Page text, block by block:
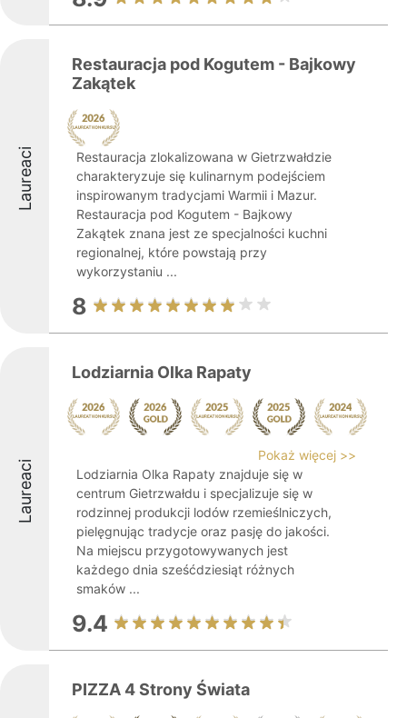
Laureaci
Restauracja pod Kogutem - Bajkowy
Zakątek
Restauracja zlokalizowana w Gietrzwałdzie
charakteryzuje się kulinarnym podejściem
inspirowanym tradycjami Warmii i Mazur.
Restauracja pod Kogutem - Bajkowy
Zakątek znana jest ze specjalności kuchni
regionalnej, które powstają przy
wykorzystaniu ...
8
Laureaci
Lodziarnia Olka Rapaty
Pokaż więcej >>
Lodziarnia Olka Rapaty znajduje się w
centrum Gietrzwałdu i specjalizuje się w
rodzinnej produkcji lodów rzemieślniczych,
pielęgnując tradycje oraz pasję do jakości.
Na miejscu przygotowywanych jest
każdego dnia sześćdziesiąt różnych
smaków ...
9.4
PIZZA 4 Strony Świata